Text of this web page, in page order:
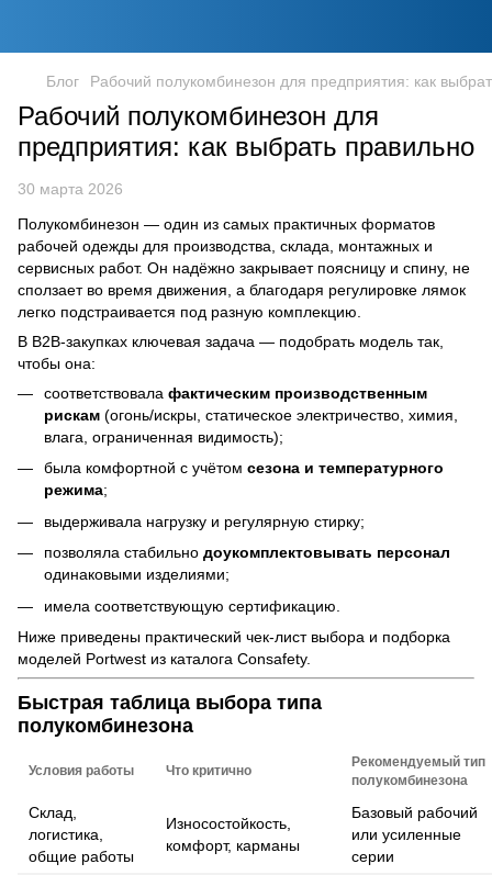
Блог Рабочий полукомбинезон для предприятия: как
Рабочий полукомбинезон для
предприятия: как выбрать правильно
30 марта 2026
Полукомбинезон — один из самых практичных форматов
рабочей одежды для производства, склада, монтажных и
сервисных работ. Он надёжно закрывает поясницу и спину, не
сползает во время движения, а благодаря регулировке лямок
легко подстраивается под разную комплекцию.
В B2B-закупках ключевая задача — подобрать модель так,
чтобы она:
соответствовала фактическим производственным
рискам (огонь/искры, статическое электричество, химия,
влага, ограниченная видимость);
была комфортной с учётом сезона и температурного
режима;
выдерживала нагрузку и регулярную стирку;
позволяла стабильно доукомплектовывать персонал
одинаковыми изделиями;
имела соответствующую сертификацию.
Ниже приведены практический чек-лист выбора и подборка
моделей Portwest из каталога Consafety.
Быстрая таблица выбора типа
полукомбинезона
Условия работы Что критично
Рекомендуемый тип
полукомбинезона
Склад,
логистика,
общие работы
Износостойкость,
комфорт, карманы
Базовый рабочий
или усиленные
серии